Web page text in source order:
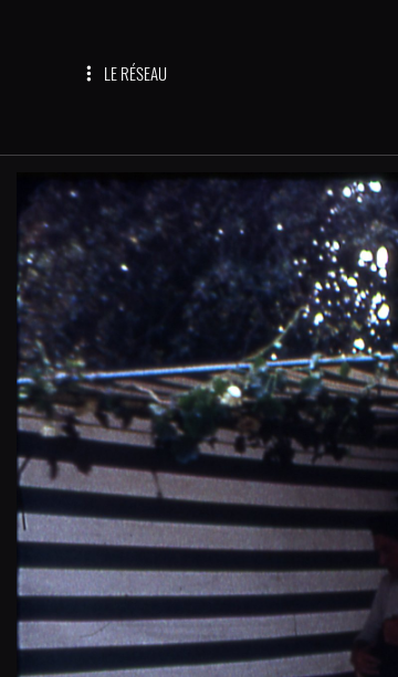
LE RÉSEAU